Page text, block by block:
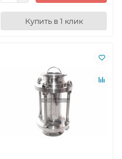
Купить в 1 клик